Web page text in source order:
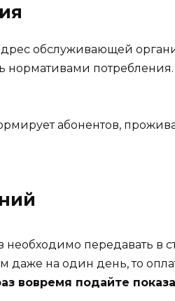
обслуживающей
нормативами
абонентов,
необходимо передавать
на один день, то
вовремя подайте